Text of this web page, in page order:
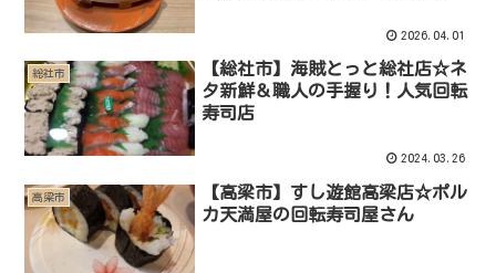
2026.04.01
総社市
【総社市】海賊とっと総社店☆ネ
タ新鮮＆職人の手握り！人気回転
寿司店
2024.03.26
高梁市
【高梁市】すし遊館高梁店☆ポル
カ天満屋の回転寿司屋さん